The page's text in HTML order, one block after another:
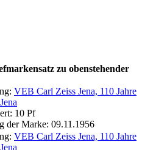
zu obenstehender
VEB Carl Zeiss Jena, 110 Jahre
10 Pf
der Marke: 09.11.1956
VEB Carl Zeiss Jena, 110 Jahre